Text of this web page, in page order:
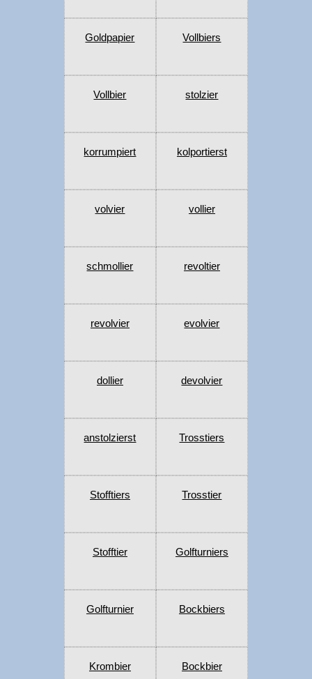
Goldpapier Vollbiers
Vollbier stolzier
korrumpiert kolportierst
volvier vollier
schmollier revoltier
revolvier evolvier
dollier devolvier
anstolzierst Trosstiers
Stofftiers Trosstier
Stofftier Golfturniers
Golfturnier Bockbiers
Krombier Bockbier